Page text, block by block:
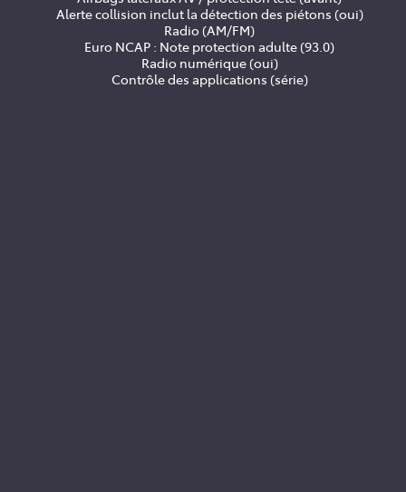
Alerte collision inclut la détection des piétons (oui)
Radio (AM/FM)
Euro NCAP : Note protection adulte (93.0)
Radio numérique (oui)
Contrôle des applications (série)